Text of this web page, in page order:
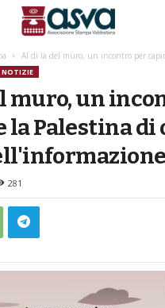
Al di là del muro, un incontro per
NOTIZIE
muro, un
la Palestina di
281